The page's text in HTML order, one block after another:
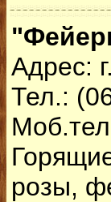
Адрес:
Тел.:
розы,